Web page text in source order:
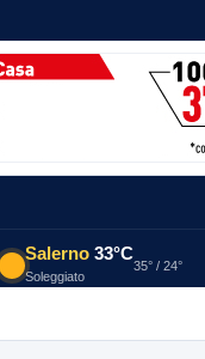
Salerno 33°C
Soleggiato
35° / 24°